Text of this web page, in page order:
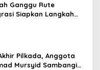
Ganggu Rute
Siapkan Langkah
Pilkada, Anggota
Mursyid Sambangi